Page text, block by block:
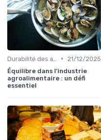
•
21/12/2025
Équilibre dans l'industrie
agroalimentaire : un défi
essentiel